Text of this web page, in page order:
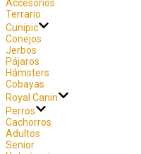
Accesorios
Terrario
Cunipic
Conejos
Jerbos
Pájaros
Hámsters
Cobayas
Royal Canin
Perros
Cachorros
Adultos
Senior